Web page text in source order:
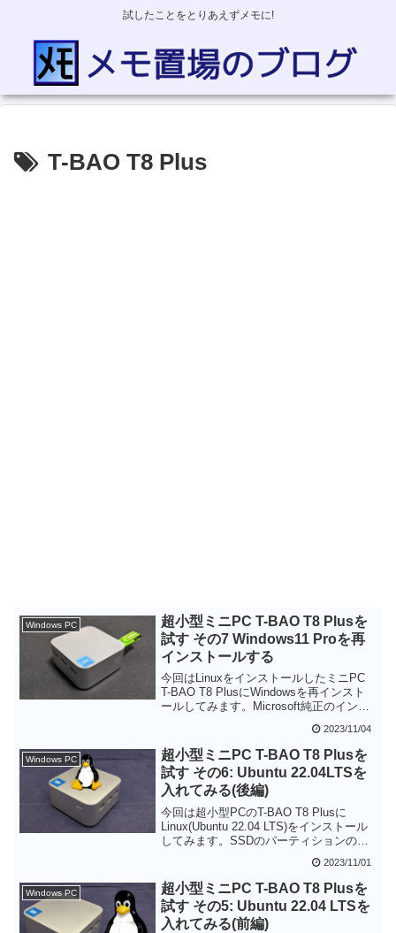
試したことをとりあえずメモに!
T-BAO T8 Plus
Windows PC
超小型ミニPC T-BAO T8 Plusを
試す その7 Windows11 Proを再
インストールする
今回はLinuxをインストールしたミニPC
T-BAO T8 PlusにWindowsを再インスト
ールしてみます。Microsoft純正のインス
トール前に作成しておいた回復ドライブ
を試しましたが、いずれもWindows11
Proを再インストールできてライセンス認
証も問題ありませんでした。Linuxのイン
ストール前にいろいろバックアップして
おいたのですが、そんなことは不要で気
楽にLinuxをためそうです。
2023/11/04
Windows PC
超小型ミニPC T-BAO T8 Plusを
試す その6: Ubuntu 22.04LTSを
入れてみる(後編)
今回は超小型PCのT-BAO T8 Plusに
Linux(Ubuntu 22.04 LTS)をインストール
してみます。SSDのパーティションの変
とはスムーズにインストールできまし
た。Wi-FiもBluetoothも問題なく使えま
す。T-BAO T8 PlusはサブPCとしてLinux
端末を用意したいという方にもちょうど
良さそうです。
2023/11/01
Windows PC
超小型ミニPC T-BAO T8 Plusを
試す その5: Ubuntu 22.04 LTSを
入れてみる(前編)